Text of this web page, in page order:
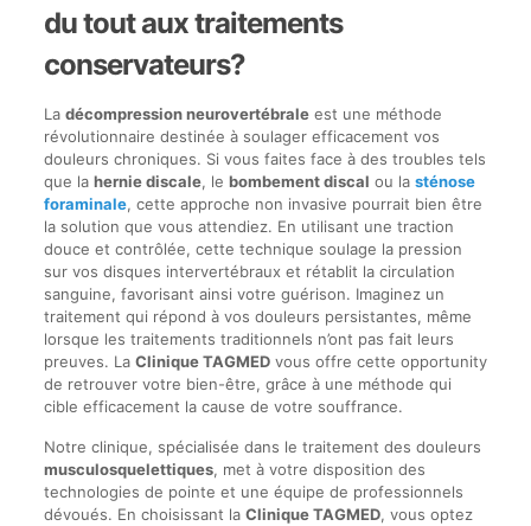
du tout aux traitements
conservateurs?
La décompression neurovertébraleest une méthode
révolutionnaire destinée à soulager efficacement vos
douleurs chroniques. Si vous faites face à des troubles tels
que la hernie discale, le bombement discal ou la sténose
foraminale, cette approche non invasive pourrait bien être
la solution que vous attendiez. En utilisant une traction
douce et contrôlée, cette technique soulage la pression
sur vos disques intervertébraux et rétablit la circulation
sanguine, favorisant ainsi votre guérison. Imaginez un
traitement qui répond à vos douleurs persistantes, même
lorsque les traitements traditionnels n’ont pas fait leurs
preuves. La Clinique TAGMEDvous offre cette opportunity
de retrouver votre bien-être, grâce à une méthode qui
cible efficacement la cause de votre souffrance.
Notre clinique, spécialisée dans le traitement des douleurs
musculosquelettiques, met à votre disposition des
technologies de pointe et une équipe de professionnels
dévoués. En choisissant la Clinique TAGMED, vous optez